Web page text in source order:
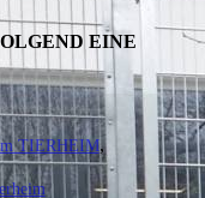
EINE
TIERHEIM